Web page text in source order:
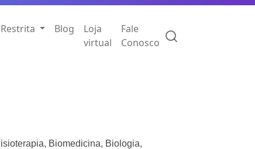
Blog
Loja
virtual
Fale
Conosco
Biomedicina, Biologia,